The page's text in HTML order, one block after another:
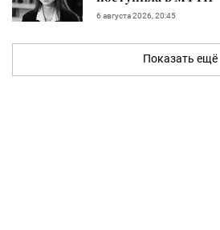
6 августа 2026, 20:45
Показать ещё